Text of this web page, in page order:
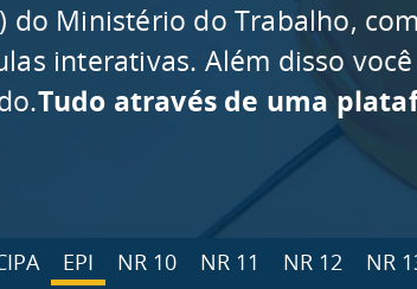
do Ministério do Trabalho,
interativas. Além disso
Tudo através de uma
EPI NR 10 NR 11 NR 12 NR